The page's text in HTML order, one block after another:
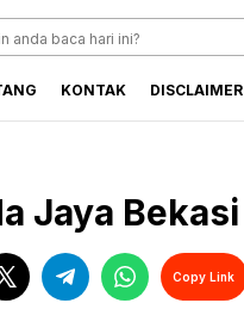
KONTAK DISCLAIMER
Jaya Bekasi
Copy Link